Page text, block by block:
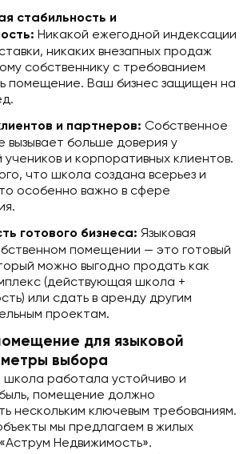
стабильность и
Никакой ежегодной индексации
никаких внезапных продаж
собственнику с требованием
помещение. Ваш бизнес защищен на
и партнеров: Собственное
больше доверия у
и корпоративных клиентов.
что школа создана всерьез и
особенно важно в сфере
готового бизнеса: Языковая
помещении — это готовый
можно выгодно продать как
(действующая школа +
или сдать в аренду другим
проектам.
для языковой
выбора
школа работала устойчиво и
помещение должно
нескольким ключевым требованиям.
мы предлагаем в жилых
Недвижимость».